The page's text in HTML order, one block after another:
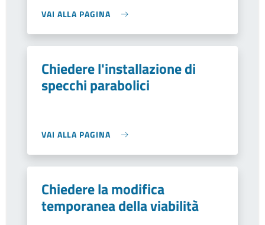
VAI ALLA PAGINA
Chiedere l'installazione di
specchi parabolici
VAI ALLA PAGINA
Chiedere la modifica
temporanea della viabilità